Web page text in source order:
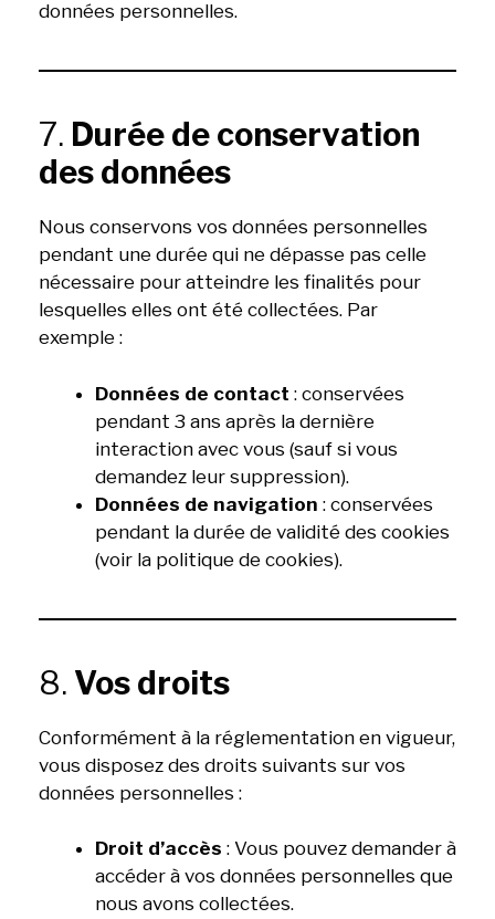
données personnelles.
7. Durée de conservation
des données
Nous conservons vos données personnelles
pendant une durée qui ne dépasse pas celle
nécessaire pour atteindre les finalités pour
lesquelles elles ont été collectées. Par
exemple :
Données de contact : conservées
pendant 3 ans après la dernière
interaction avec vous (sauf si vous
demandez leur suppression).
Données de navigation : conservées
pendant la durée de validité des cookies
(voir la politique de cookies).
8. Vos droits
Conformément à la réglementation en vigueur,
vous disposez des droits suivants sur vos
données personnelles :
Droit d’accès : Vous pouvez demander à
accéder à vos données personnelles que
nous avons collectées.